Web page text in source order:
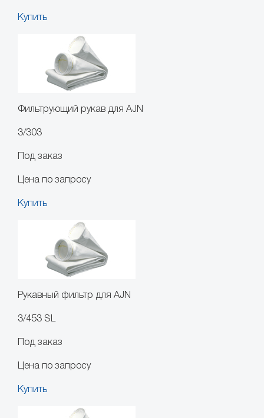
Купить
Фильтрующий рукав для AJN
3/303
Под заказ
Цена по запросу
Купить
Рукавный фильтр для AJN
3/453 SL
Под заказ
Цена по запросу
Купить